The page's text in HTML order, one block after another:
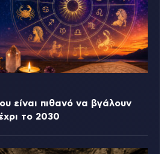
είναι πιθανό να βγάλουν
το 2030